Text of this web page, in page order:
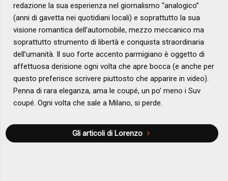
redazione la sua esperienza nel giornalismo “analogico”
(anni di gavetta nei quotidiani locali) e soprattutto la sua
visione romantica dell’automobile, mezzo meccanico ma
soprattutto strumento di libertà e conquista straordinaria
dell’umanità. Il suo forte accento parmigiano è oggetto di
affettuosa derisione ogni volta che apre bocca (e anche per
questo preferisce scrivere piuttosto che apparire in video).
Penna di rara eleganza, ama le coupé, un po’ meno i Suv
coupé. Ogni volta che sale a Milano, si perde.
Gli articoli di Lorenzo